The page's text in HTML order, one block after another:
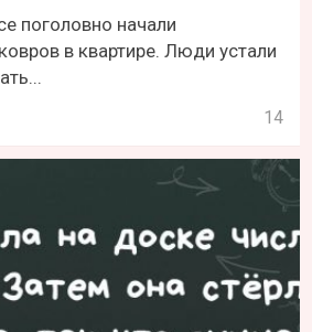
поголовно начали
в квартире. Люди устали
14